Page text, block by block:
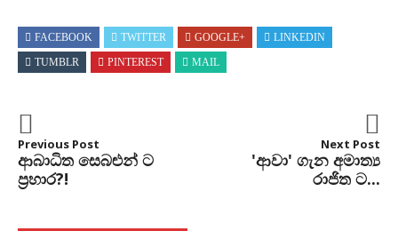
FACEBOOK TWITTER GOOGLE+
LINKEDIN
TUMBLR
PINTEREST MAIL
Previous Post
ආබාධිත සෙබළුන් ට
ප්‍රහාර?!
Next Post
'ආවා' ගැන අමාත්‍ය
රාජිත ට...